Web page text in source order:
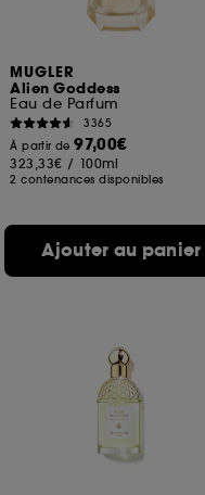
MUGLER
Alien Goddess
Eau de Parfum
3365
À partir de97,00€
323,33€ / 100ml
2 contenances disponibles
Ajouter au panier